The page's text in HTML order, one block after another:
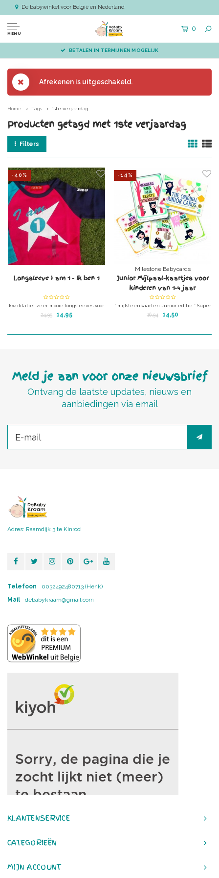
Dé babywinkel voor België en Nederland
MENU
0
BETALEN IN TERMIJNEN MOGELIJK
Afrekenen is uitgeschakeld.
Home Tags 1ste verjaardag
Producten getagd met 1ste verjaardag
Filters
-40%
Longsleeve I am 1 - Ik ben 1
kwalitatief zeer mooie longsleeves voor
jarige jobjes en de rest van het jaar.
24,95 14,95
-14%
Milestone Babycards
Junior Mijlpaal-kaartjes voor
kinderen van 1-4 jaar
* mijlsteenkaarten Junior editie * Super
origineel 1ste verjaardags cadeau! *
16,94 14,50
Meld je aan voor onze nieuwsbrief
Ontvang de laatste updates, nieuws en
aanbiedingen via email
Adres: Raamdijk 3 te Kinrooi
Telefoon
0032492480713 (Henk)
Mail
debabykraam@gmail.com
KLANTENSERVICE
CATEGORIEËN
MIJN ACCOUNT